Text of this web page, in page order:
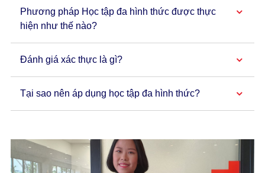
Phương pháp Học tập đa hình thức được thực
hiện như thế nào?
Đánh giá xác thực là gì?
Tại sao nên áp dụng học tập đa hình thức?